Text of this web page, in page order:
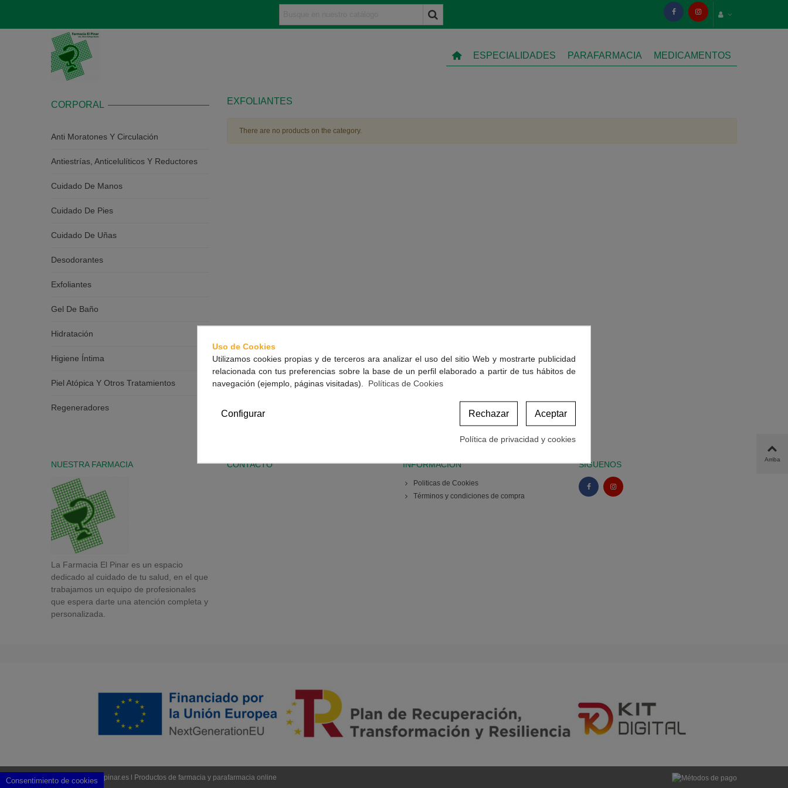
ESPECIALIDADES PARAFARMACIA MEDICAMENTOS
CORPORAL
Anti Moratones Y Circulación
Antiestrías, Anticelulíticos Y Reductores
Cuidado De Manos
Cuidado De Pies
Cuidado De Uñas
Desodorantes
Exfoliantes
Gel De Baño
Hidratación
Higiene Íntima
Piel Atópica Y Otros Tratamientos
Regeneradores
EXFOLIANTES
There are no products on the category.
NUESTRA FARMACIA
La Farmacia El Pinar es un espacio
dedicado al cuidado de tu salud, en el que
trabajamos un equipo de profesionales
que espera darte una atención completa y
personalizada.
CONTACTO INFORMACIÓN
Politicas de Cookies
Términos y condiciones de compra
SÍGUENOS
© 2023 farmaciapinar.es l Productos de farmacia y parafarmacia online
Arriba
Uso de Cookies
Utilizamos cookies propias y de terceros ara analizar el uso del sitio Web y mostrarte publicidad
relacionada con tus preferencias sobre la base de un perfil elaborado a partir de tus hábitos de
navegación (ejemplo, páginas visitadas). Políticas de Cookies
Aceptar
Rechazar
Configurar
Política de privacidad y cookies
Consentimiento de cookies